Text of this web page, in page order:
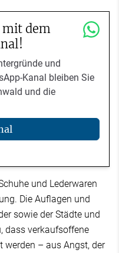
dem
und
Kanal bleiben Sie
und die
und Lederwaren
Die Auflagen und
sowie der Städte und
dass verkaufsoffene
werden – aus Angst, der